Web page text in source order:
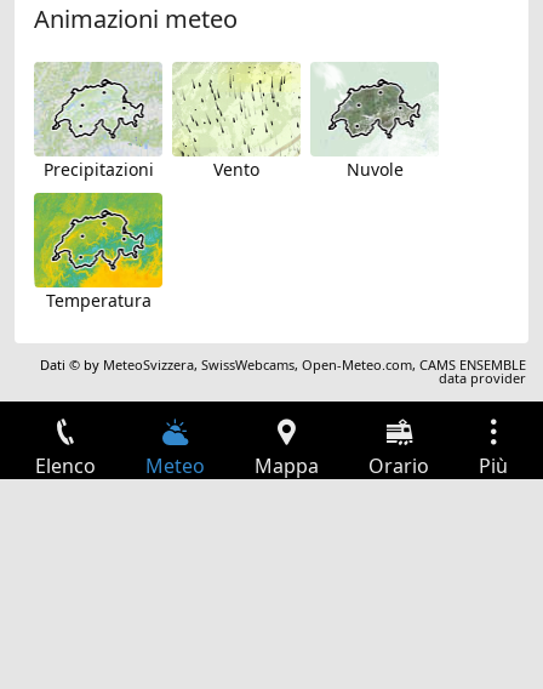
Animazioni meteo
Precipitazioni Vento Nuvole
Temperatura
Dati © by MeteoSvizzera,SwissWebcams,Open-Meteo.com,CAMS ENSEMBLE
data provider
Elenco Meteo Mappa Orario Più